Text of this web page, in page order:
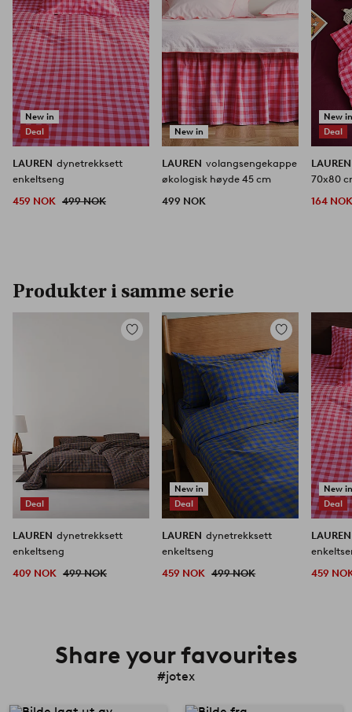
New in
Deal
LAUREN dynetrekksett
enkeltseng
459 NOK 499 NOK
New in
LAUREN volangsengekappe
økologisk høyde 45 cm
499 NOK
New
Deal
70x80
164
Produkter i samme serie
Deal
Legg
favoritter
LAUREN dynetrekksett
enkeltseng
409 NOK 499 NOK
New in
Deal
Legg
til
favoritter
LAUREN dynetrekksett
enkeltseng
459 NOK 499 NOK
New
Deal
459
Share your favourites
#jotex